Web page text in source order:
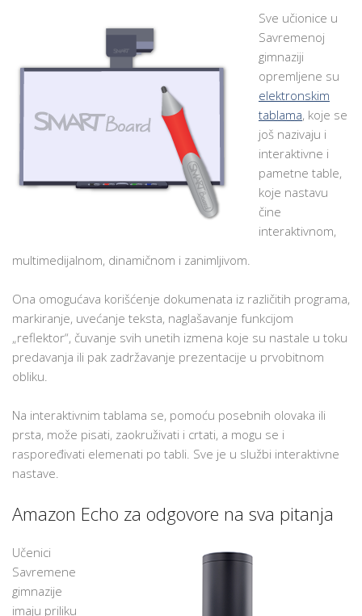
Sve učionice u
Savremenoj
gimnaziji
opremljene su
elektronskim
tablama, koje se
još nazivaju i
interaktivne i
pametne table,
koje nastavu
čine
interaktivnom,
multimedijalnom, dinamičnom i zanimljivom.
Ona omogućava korišćenje dokumenata iz različitih programa,
markiranje, uvećanje teksta, naglašavanje funkcijom
„reflektor“, čuvanje svih unetih izmena koje su nastale u toku
predavanja ili pak zadržavanje prezentacije u prvobitnom
obliku.
Na interaktivnim tablama se, pomoću posebnih olovaka ili
prsta, može pisati, zaokruživati i crtati, a mogu se i
raspoređivati elemenati po tabli. Sve je u službi interaktivne
nastave.
Amazon Echo za odgovore na sva pitanja
Učenici
Savremene
gimnazije
imaju priliku